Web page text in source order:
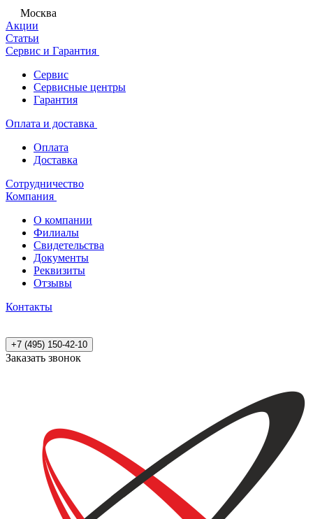
Москва
Акции
Статьи
Сервис и Гарантия
Сервис
Сервисные центры
Гарантия
Оплата и доставка
Оплата
Доставка
Сотрудничество
Компания
О компании
Филиалы
Свидетельства
Документы
Реквизиты
Отзывы
Контакты
+7 (495) 150-42-10
Заказать звонок